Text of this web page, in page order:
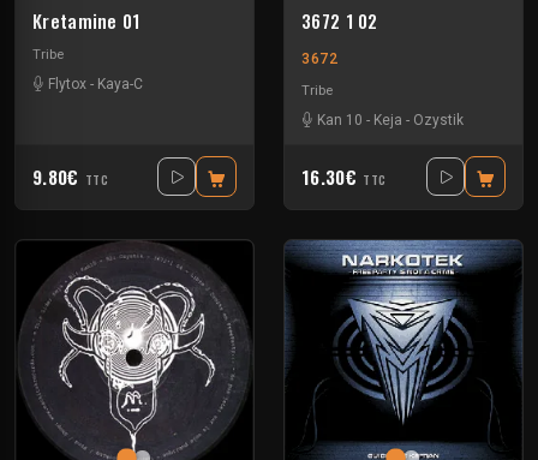
Kretamine 01
Tribe
Flytox - Kaya-C
9.80€ TTC
3672 1 02
3672
Tribe
Kan 10 - Keja - Ozystik
16.30€ TTC